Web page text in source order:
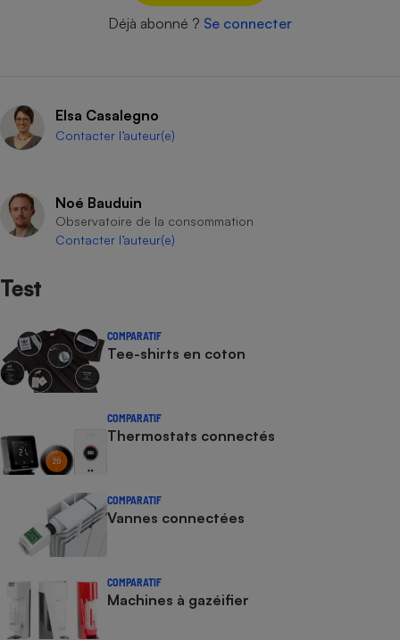
Déjà abonné ? Se connecter
Elsa Casalegno
Contacter l’auteur(e)
Noé Bauduin
Observatoire de la consommation
Contacter l’auteur(e)
Test
COMPARATIF
Tee-shirts en coton
COMPARATIF
Thermostats connectés
COMPARATIF
Vannes connectées
COMPARATIF
Machines à gazéifier